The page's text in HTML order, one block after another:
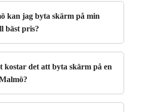
kan jag byta skärm på min
bäst pris?
kostar det att byta skärm på en